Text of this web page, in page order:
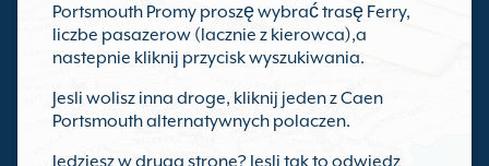
Portsmouth Promy proszę wybrać trasę Ferry,
liczbe pasazerow (lacznie z kierowca),a
nastepnie kliknij przycisk wyszukiwania.
Jesli wolisz inna droge, kliknij jeden z Caen
Portsmouth alternatywnych polaczen.
Jedziesz w druga strone? Jesli tak to odwiedz